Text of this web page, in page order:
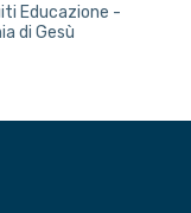
Educazione -
di Gesù